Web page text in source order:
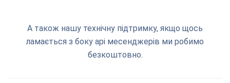
А також нашу технічну підтримку, якщо щось
ламається з боку api месенджерів ми робимо
безкоштовно.